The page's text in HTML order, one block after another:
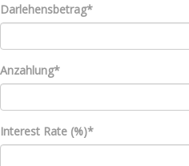
Darlehensbetrag*
Anzahlung*
Interest Rate (%)*